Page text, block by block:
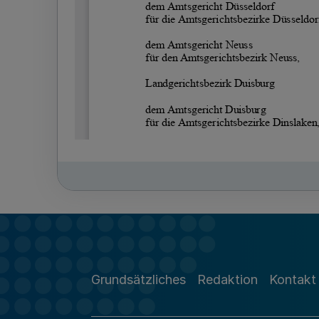
Grundsätzliches Redaktion Kontakt